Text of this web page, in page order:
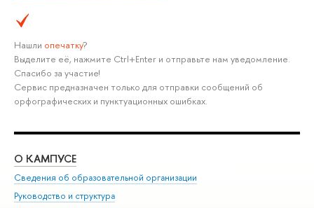
Нашли опечатку?
Выделите её, нажмите Ctrl+Enter и отправьте нам уведомление.
Спасибо за участие!
Сервис предназначен только для отправки сообщений об
орфографических и пунктуационных ошибках.
О КАМПУСЕ
Сведения об образовательной организации
Руководство и структура